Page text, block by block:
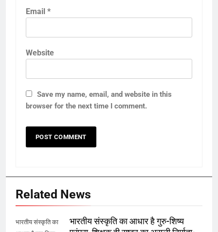
Email *
Website
Save my name, email, and website in this
browser for the next time I comment.
Related News
भारतीय संस्कृति का
भारतीय संस्कृति का आधार है गुरु-शिष्य